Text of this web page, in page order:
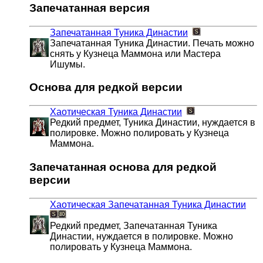
Запечатанная версия
Запечатанная Туника Династии
Запечатанная Туника Династии. Печать можно
снять у Кузнеца Маммона или Мастера
Ишумы.
Основа для редкой версии
Хаотическая Туника Династии
Редкий предмет, Туника Династии, нуждается в
полировке. Можно полировать у Кузнеца
Маммона.
Запечатанная основа для редкой
версии
Хаотическая Запечатанная Туника Династии
Редкий предмет, Запечатанная Туника
Династии, нуждается в полировке. Можно
полировать у Кузнеца Маммона.